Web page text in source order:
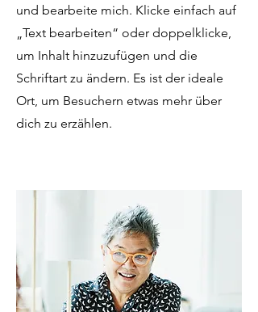
und bearbeite mich. Klicke einfach auf
„Text bearbeiten“ oder doppelklicke,
um Inhalt hinzuzufügen und die
Schriftart zu ändern. Es ist der ideale
Ort, um Besuchern etwas mehr über
dich zu erzählen.